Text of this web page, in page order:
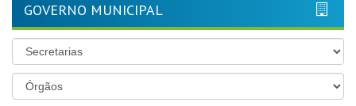
GOVERNO MUNICIPAL